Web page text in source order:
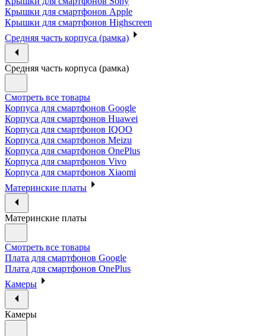
Крышки для смартфонов Apple
Крышки для смартфонов Highscreen
Средняя часть корпуса (рамка)
Средняя часть корпуса (рамка)
Смотреть все товары
Корпуса для смартфонов Google
Корпуса для смартфонов Huawei
Корпуса для смартфонов IQOO
Корпуса для смартфонов Meizu
Корпуса для смартфонов OnePlus
Корпуса для смартфонов Vivo
Корпуса для смартфонов Xiaomi
Материнские платы
Материнские платы
Смотреть все товары
Плата для смартфонов Google
Плата для смартфонов OnePlus
Камеры
Камеры